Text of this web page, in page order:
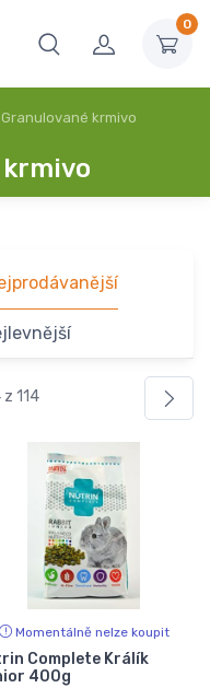
0
Granulované krmivo
krmivo
114
Momentálně nelze koupit
Complete Králík
400g